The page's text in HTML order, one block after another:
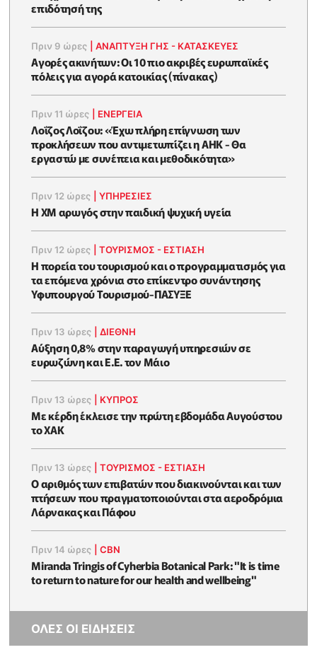
επιδότησή της
Πριν 9 ώρες |ΑΝΑΠΤΥΞΗ ΓΗΣ - ΚΑΤΑΣΚΕΥΕΣ
Αγορές ακινήτων: Οι 10 πιο ακριβές ευρωπαϊκές
πόλεις για αγορά κατοικίας (πίνακας)
Πριν 11 ώρες ΕΝΈΡΓΕΙΑ
Λοΐζος Λοΐζου: «Έχω πλήρη επίγνωση των
προκλήσεων που αντιμετωπίζει η ΑΗΚ - Θα
εργαστώ με συνέπεια και μεθοδικότητα»
Πριν 12 ώρες |ΥΠΗΡΕΣΙΕΣ
Η XM αρωγός στην παιδική ψυχική υγεία
Πριν 12 ώρες |ΤΟΥΡΙΣΜΟΣ - ΕΣΤΙΑΣΗ
Η πορεία του τουρισμού και ο προγραμματισμός για
τα επόμενα χρόνια στο επίκεντρο συνάντησης
Υφυπουργού Τουρισμού-ΠΑΣΥΞΕ
Πριν 13 ώρες |ΔΙΕΘΝΗ
Αύξηση 0,8% στην παραγωγή υπηρεσιών σε
ευρωζώνη και Ε.Ε. τον Μάιο
Πριν 13 ώρες ΚΥΠΡΟΣ
Με κέρδη έκλεισε την πρώτη εβδομάδα Αυγούστου
το ΧΑΚ
Πριν 13 ώρες |ΤΟΥΡΙΣΜΟΣ - ΕΣΤΙΑΣΗ
Ο αριθμός των επιβατών που διακινούνται και των
πτήσεων που πραγματοποιούνται στα αεροδρόμια
Λάρνακας και Πάφου
Πριν 14 ώρες |CBN
Miranda Tringis of Cyherbia Botanical Park: "It is time
to return to nature for our health and wellbeing"
ΟΛΕΣ ΟΙ ΕΙΔΗΣΕΙΣ